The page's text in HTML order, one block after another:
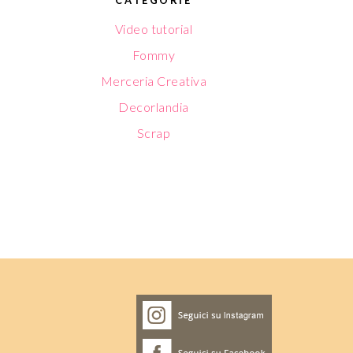
Video tutorial
Fommy
Merceria Creativa
Decorlandia
Scrap